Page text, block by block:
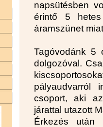
napsütésben
érintő 5
áramszünet
Tagóvodánk 5
dolgozóval.
pályaudvarról
csoport, aki
járattal utazott
Érkezés után